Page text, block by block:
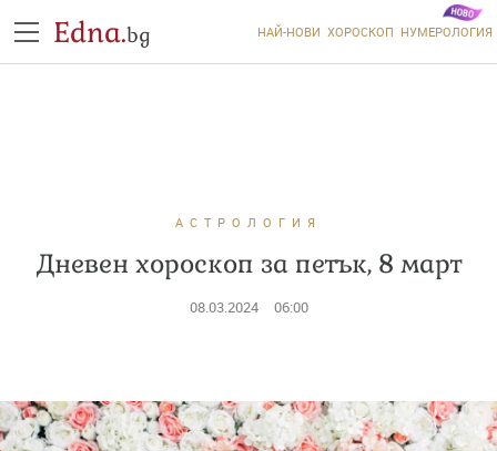
Edna.bg НАЙ-НОВИ ХОРОСКОП НУМЕРОЛОГИЯ
АСТРОЛОГИЯ
Дневен хороскоп за петък, 8 март
08.03.2024 06:00